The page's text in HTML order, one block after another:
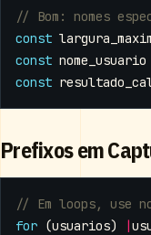
const
const nome_usuario
const
Prefixos em
for (usuarios) |